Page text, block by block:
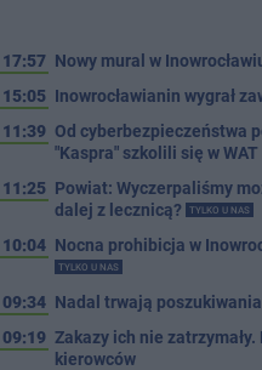
17:57 Nowy mural w
15:05 Inowrocławianin wygrał
11:39 Od cyberbezpieczeństwa
"Kaspra" szkolili się w WAT
11:25 Powiat: Wyczerpaliśmy
dalej z lecznicą?
TYLKO U NAS
10:04 Nocna prohibicja w
TYLKO U NAS
09:34 Nadal trwają
09:19 Zakazy ich nie
kierowców